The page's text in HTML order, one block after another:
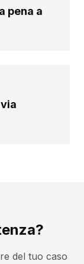
pena a
del tuo caso